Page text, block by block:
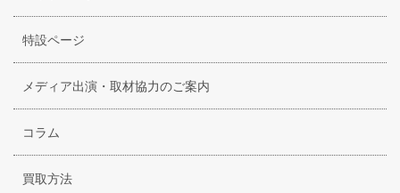
製品にも定評があり、セットアップスーツからコートまでシ
ンプルかつテクニックで魅せる独自の世界観が魅力です。
特設ページ
メディア出演・取材協力のご案内
コラム
買取方法